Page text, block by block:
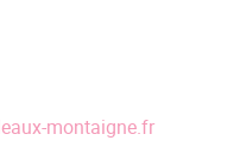
montaigne.fr